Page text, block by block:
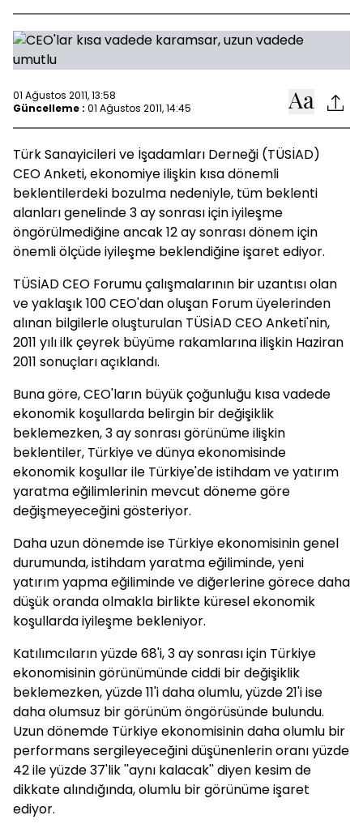
01 Ağustos 2011, 13:58
Güncelleme : 01 Ağustos 2011, 14:45
Türk Sanayicileri ve İşadamları Derneği (TÜSİAD)
CEO Anketi, ekonomiye ilişkin kısa dönemli
beklentilerdeki bozulma nedeniyle, tüm beklenti
alanları genelinde 3 ay sonrası için iyileşme
öngörülmediğine ancak 12 ay sonrası dönem için
önemli ölçüde iyileşme beklendiğine işaret ediyor.
TÜSİAD CEO Forumu çalışmalarının bir uzantısı olan
ve yaklaşık 100 CEO'dan oluşan Forum üyelerinden
alınan bilgilerle oluşturulan TÜSİAD CEO Anketi'nin,
2011 yılı ilk çeyrek büyüme rakamlarına ilişkin Haziran
2011 sonuçları açıklandı.
Buna göre, CEO'ların büyük çoğunluğu kısa vadede
ekonomik koşullarda belirgin bir değişiklik
beklemezken, 3 ay sonrası görünüme ilişkin
beklentiler, Türkiye ve dünya ekonomisinde
ekonomik koşullar ile Türkiye'de istihdam ve yatırım
yaratma eğilimlerinin mevcut döneme göre
değişmeyeceğini gösteriyor.
Daha uzun dönemde ise Türkiye ekonomisinin genel
durumunda, istihdam yaratma eğiliminde, yeni
yatırım yapma eğiliminde ve diğerlerine görece daha
düşük oranda olmakla birlikte küresel ekonomik
koşullarda iyileşme bekleniyor.
Katılımcıların yüzde 68'i, 3 ay sonrası için Türkiye
ekonomisinin görünümünde ciddi bir değişiklik
beklemezken, yüzde 11'i daha olumlu, yüzde 21'i ise
daha olumsuz bir görünüm öngörüsünde bulundu.
Uzun dönemde Türkiye ekonomisinin daha olumlu bir
performans sergileyeceğini düşünenlerin oranı yüzde
42 ile yüzde 37'lik ''aynı kalacak'' diyen kesim de
dikkate alındığında, olumlu bir görünüme işaret
ediyor.